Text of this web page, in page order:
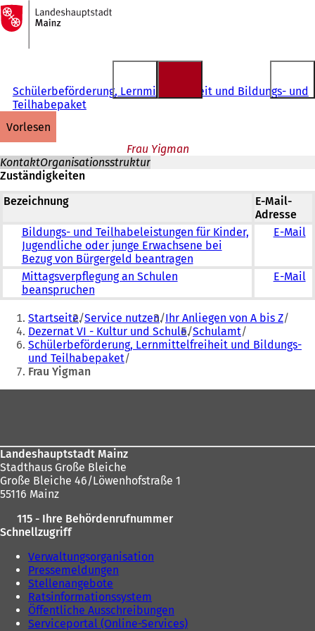
Inhalt anspringen
Zur
Startseite
Schülerbeförderung, Lernmittelfreiheit und Bildungs- und
Teilhabepaket
vorlesen
Frau Yigman
KontaktOrganisationsstruktur
Zuständigkeiten
Bezeichnung
E-Mail-
Adresse
Bildungs- und Teilhabeleistungen für Kinder,
Jugendliche oder junge Erwachsene bei
Bezug von Bürgergeld beantragen
E-Mail
Mittagsverpflegung an Schulen
beanspruchen
E-Mail
Sie
befinden
sich
hier:
Startseite Service nutzen Ihr Anliegen von A bis Z
Dezernat VI - Kultur und Schule Schulamt
Schülerbeförderung, Lernmittelfreiheit und Bildungs-
und Teilhabepaket
Frau Yigman
Landeshauptstadt Mainz
Stadthaus Große Bleiche
Große Bleiche 46/Löwenhofstraße 1
55116 Mainz
115 - Ihre Behördenrufnummer
Schnellzugriff
Verwaltungsorganisation
Pressemeldungen
Stellenangebote
Ratsinformationssystem
Öffentliche Ausschreibungen
Serviceportal (Online-Services)